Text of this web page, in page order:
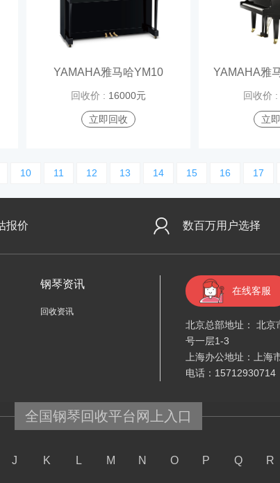
YAMAHA雅马哈YM10
回收价 : 16000元
立即回收
YAMAHA雅
回收价 :
立
10 11 12 13 14 15 16 17
报价 数百万用户选择
钢琴资讯
回收资讯
在线客服
北京总部地址： 北京
号一层1-3
上海办公地址：上海
电话：15712930714
全国钢琴回收平台网上入口
J K L M N O P Q R